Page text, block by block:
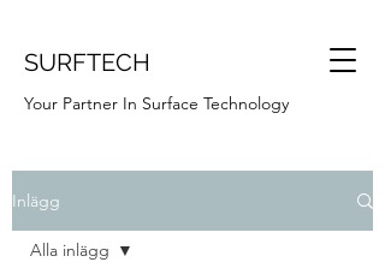
SURFTECH
Your Partner In Surface Technology
Inlägg
Alla inlägg